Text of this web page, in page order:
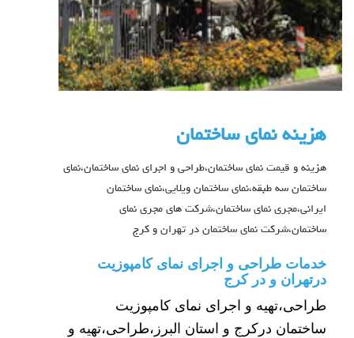
هزینه نمای ساختمان
هزینه و قیمت نمای ساختمان،طراحی و اجرای نمای ساختمان،نمای
ساختمان سه طبقه،نمای ساختمان ویلایی،نمای ساختمان
ایرانی،مجری نمای ساختمان،شرکت های مجری نمای
ساختمان،شرکت نمای ساختمان در تهران و کرج
خدمات طراحی و اجرای نمای کامپوزیت
درتهران و در کرج
طراحی،تهیه و اجرای نمای کامپوزیت
ساختمان درکرج و استان البرز،طراحی،تهیه و